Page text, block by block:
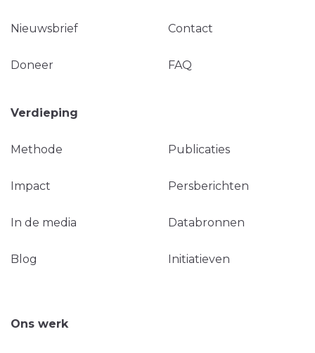
Nieuwsbrief Contact
Doneer FAQ
Verdieping
Methode Publicaties
Impact Persberichten
In de media Databronnen
Blog Initiatieven
Ons werk